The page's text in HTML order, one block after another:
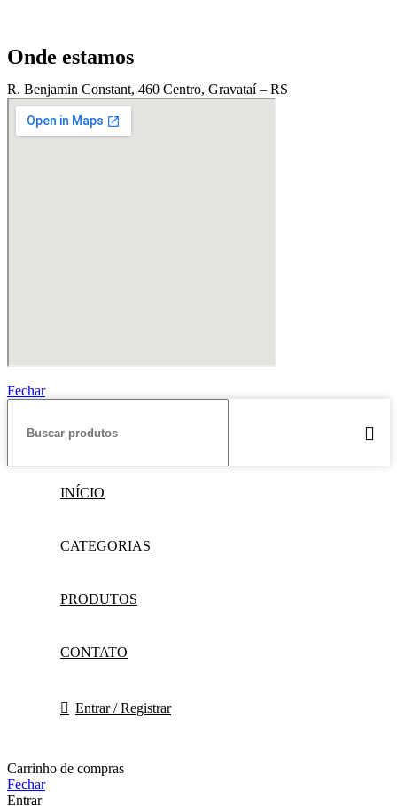
Onde estamos
R. Benjamin Constant, 460 Centro, Gravataí – RS
Fechar
INÍCIO
CATEGORIAS
PRODUTOS
CONTATO
Entrar / Registrar
Carrinho de compras
Fechar
Entrar